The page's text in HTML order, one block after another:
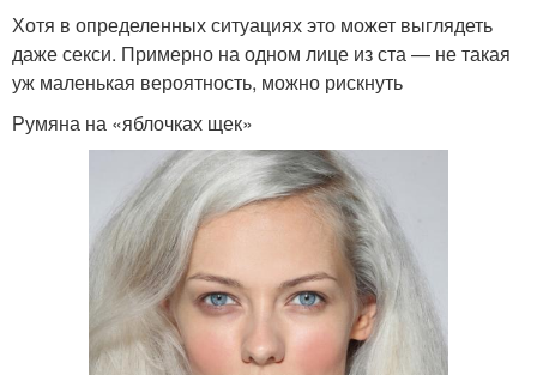
Хотя в определенных ситуациях это может выглядеть
даже секси. Примерно на одном лице из ста — не такая
уж маленькая вероятность, можно рискнуть
Румяна на «яблочках щек»